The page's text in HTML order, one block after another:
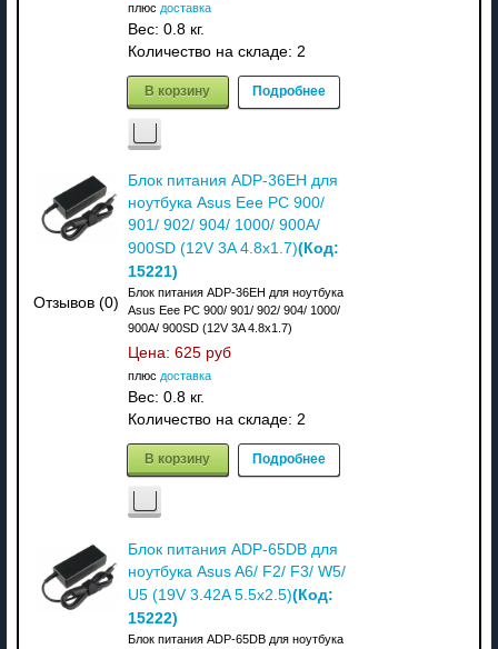
плюс доставка
Вес: 0.8 кг.
Количество на складе: 2
В корзину Подробнее
Отзывов (0)
Блок питания ADP-36EH для
ноутбука Asus Eee PC 900/
901/ 902/ 904/ 1000/ 900A/
900SD (12V 3A 4.8x1.7)(Код:
15221)
Блок питания ADP-36EH для ноутбука
Asus Eee PC 900/ 901/ 902/ 904/ 1000/
900A/ 900SD (12V 3A 4.8x1.7)
Цена: 625 руб
плюс доставка
Вес: 0.8 кг.
Количество на складе: 2
В корзину Подробнее
Блок питания ADP-65DB для
ноутбука Asus A6/ F2/ F3/ W5/
U5 (19V 3.42A 5.5x2.5)(Код:
15222)
Блок питания ADP-65DB для ноутбука